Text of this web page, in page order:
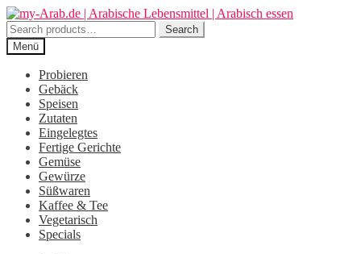
Zur
Navigation
springen
Zum
Inhalt
springen
Search
for:
Search
Menü
Probieren
Gebäck
Speisen
Zutaten
Eingelegtes
Fertige Gerichte
Gemüse
Gewürze
Süßwaren
Kaffee & Tee
Vegetarisch
Specials